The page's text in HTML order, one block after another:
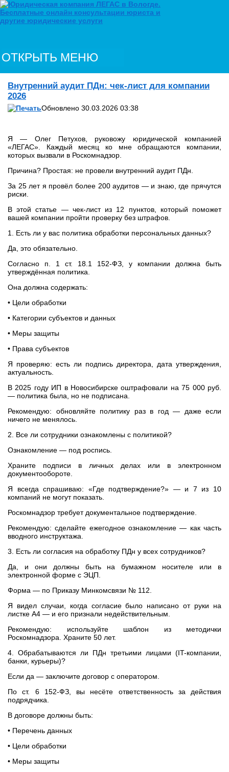
ОТКРЫТЬ МЕНЮ
Внутренний аудит ПДн: чек-лист для компании
2026
Обновлено 30.03.2026 03:38
Я — Олег Петухов, руковожу юридической компанией
«ЛЕГАС». Каждый месяц ко мне обращаются компании,
которых вызвали в Роскомнадзор.
Причина? Простая: не провели внутренний аудит ПДн.
За 25 лет я провёл более 200 аудитов — и знаю, где прячутся
риски.
В этой статье — чек-лист из 12 пунктов, который поможет
вашей компании пройти проверку без штрафов.
1. Есть ли у вас политика обработки персональных данных?
Да, это обязательно.
Согласно п. 1 ст. 18.1 152-ФЗ, у компании должна быть
утверждённая политика.
Она должна содержать:
• Цели обработки
• Категории субъектов и данных
• Меры защиты
• Права субъектов
Я проверяю: есть ли подпись директора, дата утверждения,
актуальность.
В 2025 году ИП в Новосибирске оштрафовали на 75 000 руб.
— политика была, но не подписана.
Рекомендую: обновляйте политику раз в год — даже если
ничего не менялось.
2. Все ли сотрудники ознакомлены с политикой?
Ознакомление — под роспись.
Храните подписи в личных делах или в электронном
документообороте.
Я всегда спрашиваю: «Где подтверждение?» — и 7 из 10
компаний не могут показать.
Роскомнадзор требует документальное подтверждение.
Рекомендую: сделайте ежегодное ознакомление — как часть
вводного инструктажа.
3. Есть ли согласия на обработку ПДн у всех сотрудников?
Да, и они должны быть на бумажном носителе или в
электронной форме с ЭЦП.
Форма — по Приказу Минкомсвязи № 112.
Я видел случаи, когда согласие было написано от руки на
листке А4 — и его признали недействительным.
Рекомендую: используйте шаблон из методички
Роскомнадзора. Храните 50 лет.
4. Обрабатываются ли ПДн третьими лицами (IT-компании,
банки, курьеры)?
Если да — заключите договор с оператором.
По ст. 6 152-ФЗ, вы несёте ответственность за действия
подрядчика.
В договоре должны быть:
• Перечень данных
• Цели обработки
• Меры защиты